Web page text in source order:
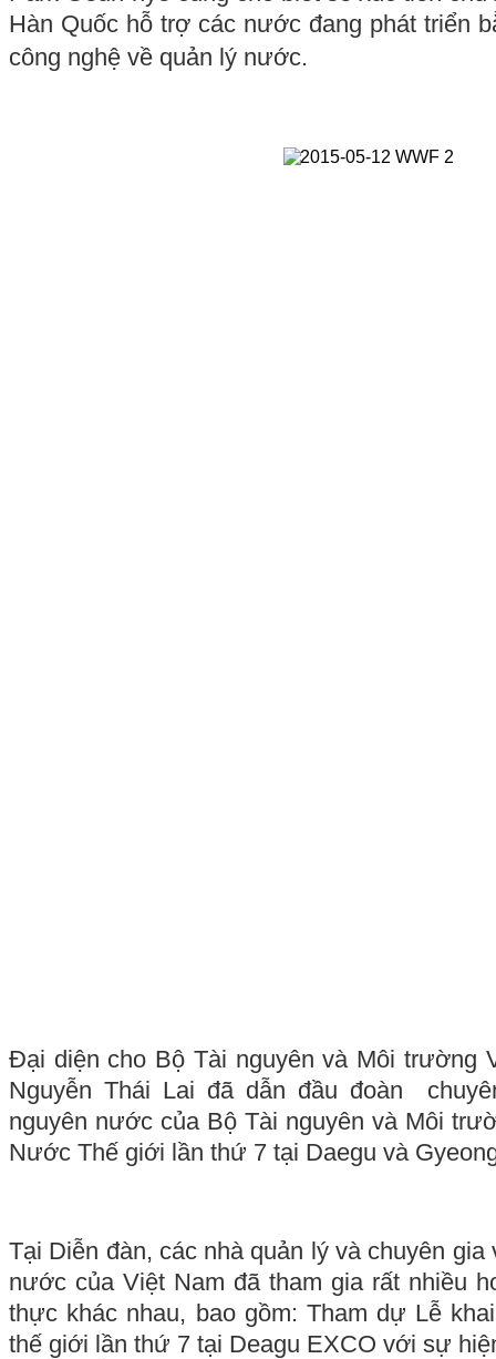
Hàn Quốc hỗ trợ các nước đang phát triển
công nghệ về quản lý nước.
Đại diện cho Bộ Tài nguyên và Môi trường
Nguyễn Thái Lai đã dẫn đầu đoàn
nguyên nước của Bộ Tài nguyên và Môi
Nước Thế giới lần thứ 7 tại Daegu và
Tại Diễn đàn, các nhà quản lý và chuyên
nước của Việt Nam đã tham gia rất nhiều
thực khác nhau, bao gồm: Tham dự Lễ
thế giới lần thứ 7 tại Deagu EXCO với sự